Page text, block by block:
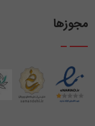
مجوزها